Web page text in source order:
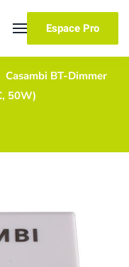
Espace Pro
Casambi BT-Dimmer
50W)